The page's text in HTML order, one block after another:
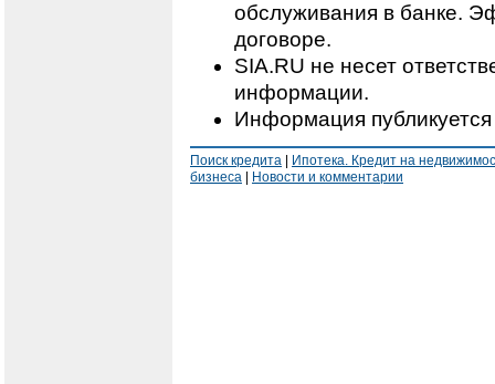
обслуживания в банке.
договоре.
SIA.RU не несет
информации.
Информация
Поиск кредита
Ипотека. Кредит на
бизнеса
Новости и комментарии